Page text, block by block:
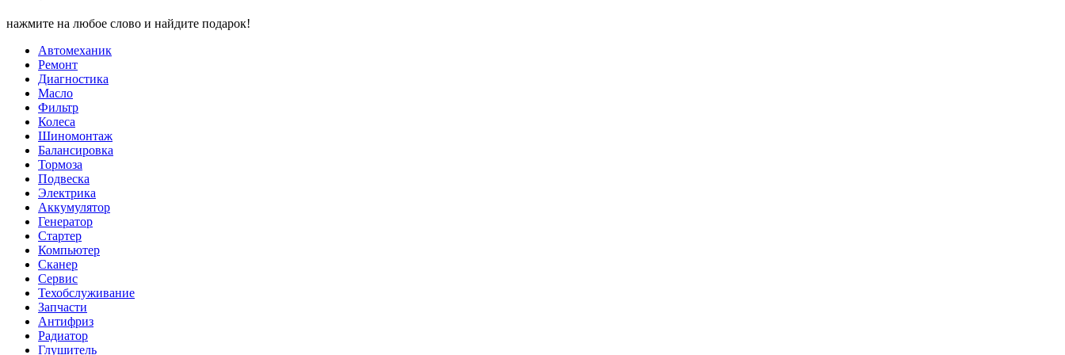
нажмите на любое слово и найдите подарок!
Автомеханик
Ремонт
Диагностика
Масло
Фильтр
Колеса
Шиномонтаж
Балансировка
Тормоза
Подвеска
Электрика
Аккумулятор
Генератор
Стартер
Компьютер
Сканер
Сервис
Техобслуживание
Запчасти
Антифриз
Радиатор
Глушитель